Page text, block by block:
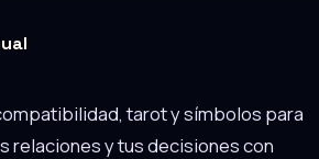
tarot y símbolos para
relaciones y tus decisiones con